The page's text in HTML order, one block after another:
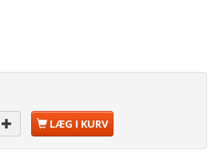
LÆG I KURV